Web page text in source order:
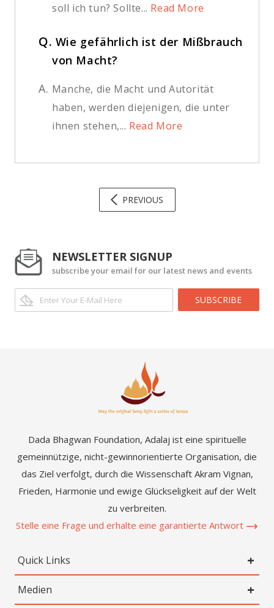
soll ich tun? Sollte... Read More
Q. Wie gefährlich ist der Mißbrauch
von Macht?
A. Manche, die Macht und Autorität
haben, werden diejenigen, die unter
ihnen stehen,... Read More
PREVIOUS
NEWSLETTER SIGNUP
subscribe your email for our latest news and events
SUBSCRIBE
Dada Bhagwan Foundation, Adalaj ist eine spirituelle
gemeinnützige, nicht-gewinnorientierte Organisation, die
das Ziel verfolgt, durch die Wissenschaft Akram Vignan,
Frieden, Harmonie und ewige Glückseligkeit auf der Welt
zu verbreiten.
Stelle eine Frage und erhalte eine garantierte Antwort
Quick Links
Medien